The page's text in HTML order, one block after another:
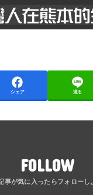
シェア 送る
FOLLOW